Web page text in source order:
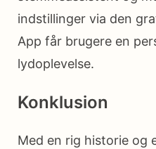
indstillinger via den
App får brugere en
lydoplevelse.
Konklusion
Med en rig historie og